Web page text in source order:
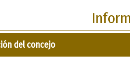
del concejo